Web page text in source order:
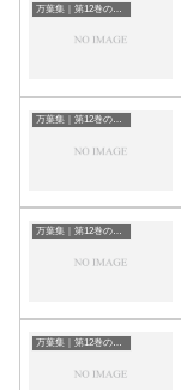
万葉集｜第12巻の和歌一覧
万葉集｜第12巻の和歌一覧
万葉集｜第12巻の和歌一覧
万葉集｜第12巻の和歌一覧